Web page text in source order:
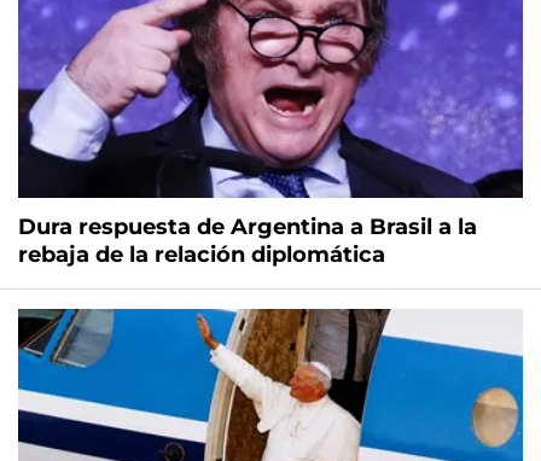
Dura respuesta de Argentina a Brasil a la
rebaja de la relación diplomática